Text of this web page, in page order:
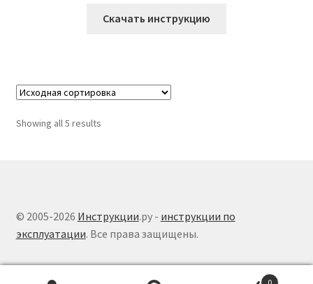
Скачать инструкцию
Showing all 5 results
© 2005-2026 Инструкции.ру - инструкции по
эксплуатации. Все права защищены.